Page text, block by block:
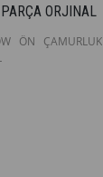
ORJINAL
ÖN ÇAMURLUK